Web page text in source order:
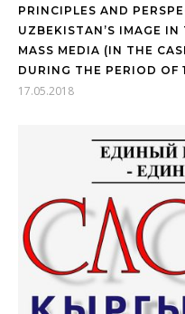
PRINCIPLES AND
UZBEKISTAN’S IMAGE
MASS MEDIA (IN THE
DURING THE PERIOD OF
17.05.2018